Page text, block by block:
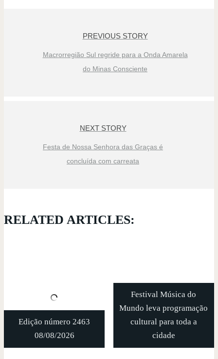
PREVIOUS STORY
Macrorregião Sul regride para a Onda Amarela
do Minas Consciente
NEXT STORY
Festa de Nossa Senhora das Graças é
concluída com carreata
RELATED ARTICLES:
Edição número 2463
08/08/2026
Festival Música do
Mundo leva programação
cultural para toda a
cidade